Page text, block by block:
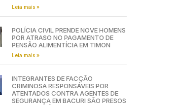
Leia mais »
POLÍCIA CIVIL PRENDE NOVE HOMENS
POR ATRASO NO PAGAMENTO DE
PENSÃO ALIMENTÍCIA EM TIMON
Leia mais »
INTEGRANTES DE FACÇÃO
CRIMINOSA RESPONSÁVEIS POR
ATENTADOS CONTRA AGENTES DE
SEGURANÇA EM BACURI SÃO PRESOS